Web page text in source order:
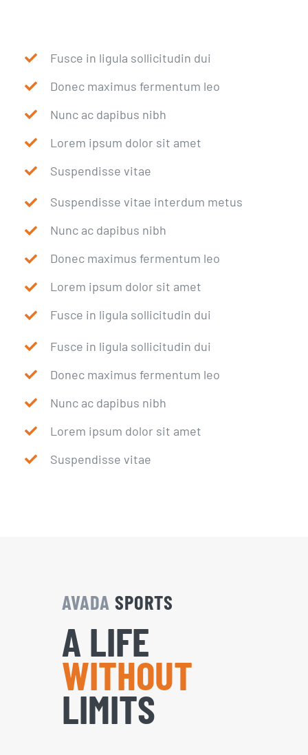
Fusce in ligula sollicitudin dui
Donec maximus fermentum leo
Nunc ac dapibus nibh
Lorem ipsum dolor sit amet
Suspendisse vitae
Suspendisse vitae interdum metus
Nunc ac dapibus nibh
Donec maximus fermentum leo
Lorem ipsum dolor sit amet
Fusce in ligula sollicitudin dui
Fusce in ligula sollicitudin dui
Donec maximus fermentum leo
Nunc ac dapibus nibh
Lorem ipsum dolor sit amet
Suspendisse vitae
AVADA SPORTS
A LIFE
WITHOUT
LIMITS